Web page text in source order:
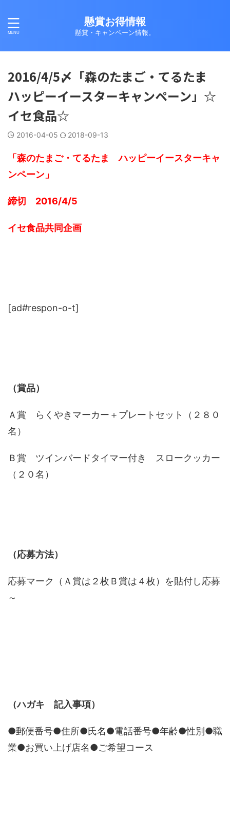
懸賞お得情報
懸賞・キャンペーン情報。
2016/4/5〆「森のたまご・てるたま
ハッピーイースターキャンペーン」☆
イセ食品☆
2016-04-05 2018-09-13
「森のたまご・てるたま ハッピーイースターキャ
ンペーン」
締切 2016/4/5
イセ食品共同企画
[ad#respon-o-t]
（賞品）
Ａ賞 らくやきマーカー＋プレートセット（２８０
名）
Ｂ賞 ツインバードタイマー付き スロークッカー
（２０名）
（応募方法）
応募マーク（Ａ賞は２枚Ｂ賞は４枚）を貼付し応募
～
（ハガキ 記入事項）
●郵便番号●住所●氏名●電話番号●年齢●性別●職
業●お買い上げ店名●ご希望コース